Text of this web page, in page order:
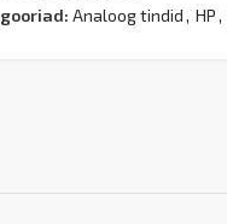
Analoog tindid, HP,